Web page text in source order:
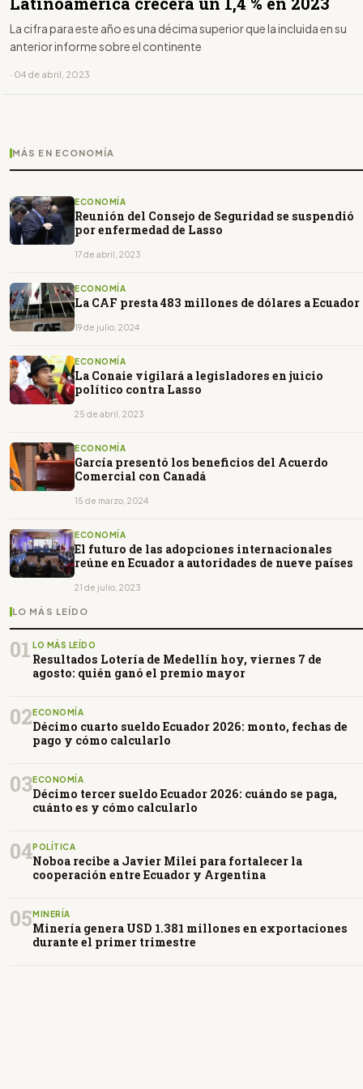
La cifra para este año es una décima superior que la incluida en su
anterior informe sobre el continente
· 04 de abril, 2023
MÁS EN ECONOMÍA
ECONOMÍA
Reunión del Consejo de Seguridad se suspendió
por enfermedad de Lasso
17 de abril, 2023
ECONOMÍA
La CAF presta 483 millones de dólares a Ecuador
19 de julio, 2024
ECONOMÍA
La Conaie vigilará a legisladores en juicio
político contra Lasso
25 de abril, 2023
ECONOMÍA
García presentó los beneficios del Acuerdo
Comercial con Canadá
15 de marzo, 2024
ECONOMÍA
El futuro de las adopciones internacionales
reúne en Ecuador a autoridades de nueve países
21 de julio, 2023
LO MÁS LEÍDO
01 LO MÁS LEÍDO
Resultados Lotería de Medellín hoy, viernes 7 de
agosto: quién ganó el premio mayor
02ECONOMÍA
Décimo cuarto sueldo Ecuador 2026: monto, fechas de
pago y cómo calcularlo
03ECONOMÍA
Décimo tercer sueldo Ecuador 2026: cuándo se paga,
cuánto es y cómo calcularlo
04POLÍTICA
Noboa recibe a Javier Milei para fortalecer la
cooperación entre Ecuador y Argentina
05MINERÍA
Minería genera USD 1.381 millones en exportaciones
durante el primer trimestre